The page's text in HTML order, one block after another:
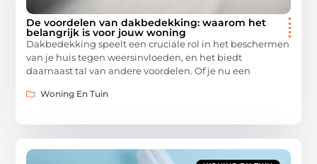
De voordelen van dakbedekking: waarom het
belangrijk is voor jouw woning
Dakbedekking speelt een cruciale rol in het beschermen
van je huis tegen weersinvloeden, en het biedt
daarnaast tal van andere voordelen. Of je nu een
Woning En Tuin